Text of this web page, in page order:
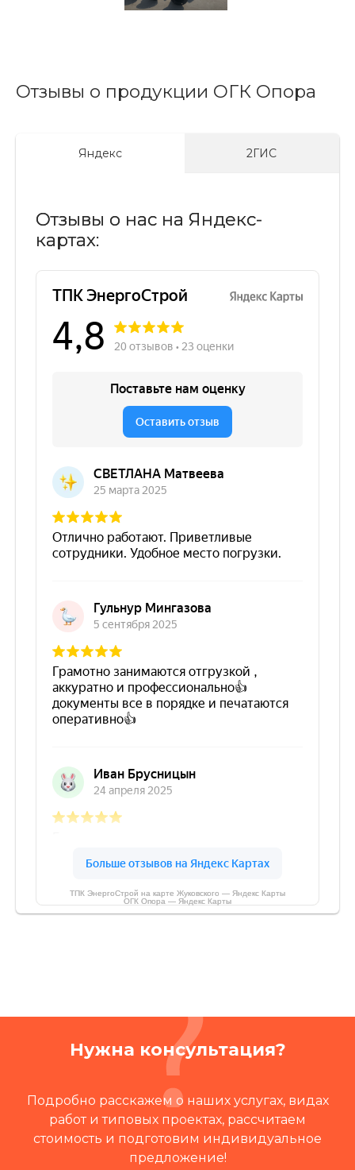
Отзывы о продукции ОГК Опора
Яндекс 2ГИС
Отзывы о нас на Яндекс-
картах:
ТПК ЭнергоСтрой на карте Жуковского — Яндекс Карты
ОГК Опора — Яндекс Карты
Нужна консультация?
Подробно расскажем о наших услугах, видах
работ и типовых проектах, рассчитаем
стоимость и подготовим индивидуальное
предложение!